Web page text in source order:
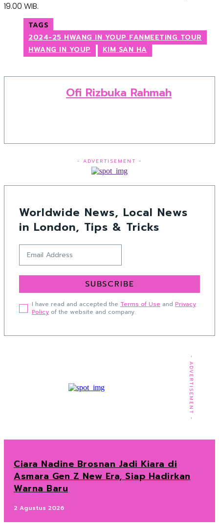
19.00 WIB.
TAGS
2024-25 HWANG IN YOUP FANMEETING TOUR
HWANG IN YOUP
KIM SAN HA
Ofi Rizbuka Rahmah
- ADVERTISEMENT -
Worldwide News, Local News
in London, Tips & Tricks
SUBSCRIBE
I have read and accepted the Terms of Use and Privacy
Policy of the website and company.
- ADVERTISEMENT -
Ciara Nadine Brosnan Jadi Kiara di
Asmara Gen Z New Era, Siap Hadirkan
Warna Baru
2 Agustus 2026